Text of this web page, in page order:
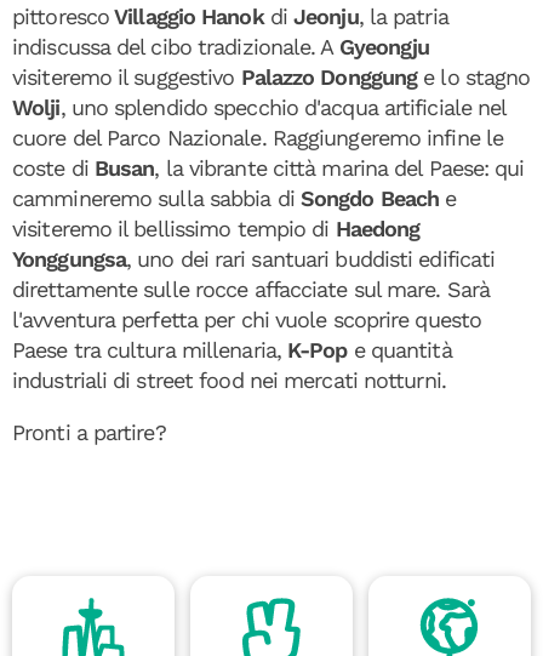
pittorescoVillaggio HanokdiJeonju, la patria
indiscussa del cibo tradizionale. A Gyeongju
visiteremo il suggestivo Palazzo Donggunge lo stagno
Wolji, uno splendido specchio d'acqua artificiale nel
cuore del Parco Nazionale. Raggiungeremo infine le
coste di Busan, la vibrante città marina del Paese: qui
cammineremo sulla sabbia di Songdo Beach e
visiteremo il bellissimo tempio di Haedong
Yonggungsa, uno dei rari santuari buddisti edificati
direttamente sulle rocce affacciate sul mare. Sarà
l'avventura perfetta per chi vuole scoprire questo
Paese tra cultura millenaria, K-Pop e quantità
industriali di street food nei mercati notturni.
Pronti a partire?